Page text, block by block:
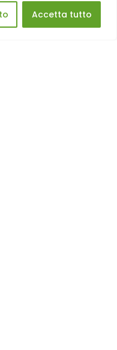
Accetta tutto
semplice.
dallo stesso